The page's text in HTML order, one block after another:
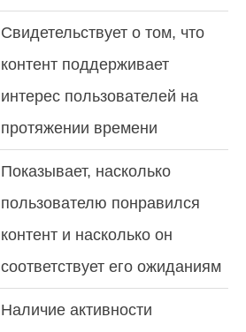
Свидетельствует о том, что
контент поддерживает
интерес пользователей на
протяжении времени
Показывает, насколько
пользователю понравился
контент и насколько он
соответствует его ожиданиям
Наличие активности